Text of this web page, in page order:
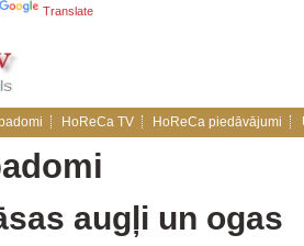
Translate
HoReCa TV HoReCa piedāvājumi
augļi un ogas